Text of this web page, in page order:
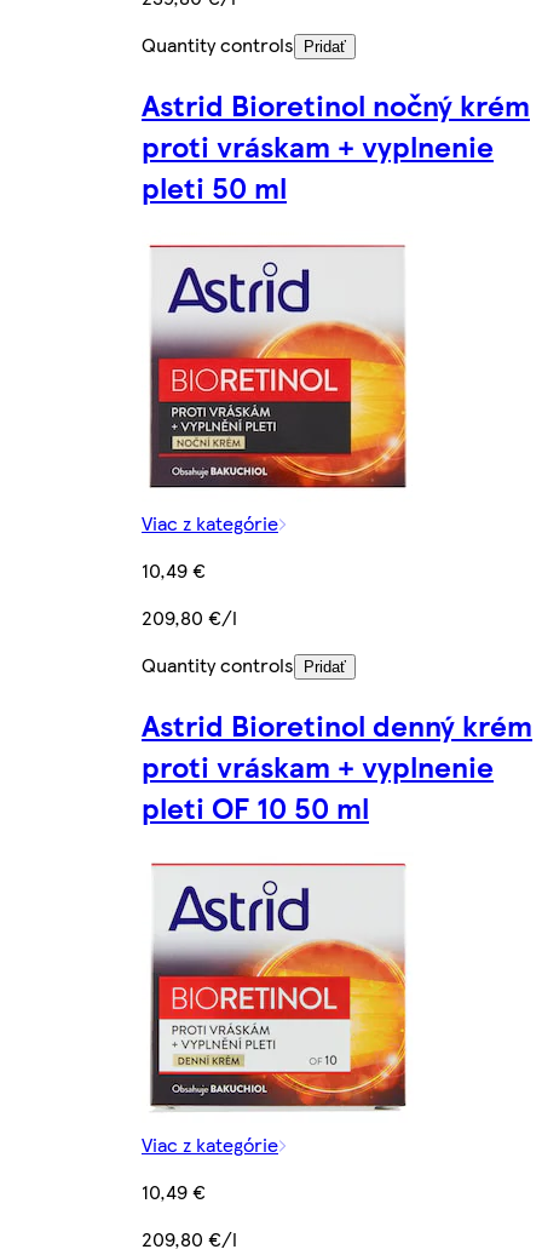
Quantity controls
Pridať
Astrid Bioretinol nočný krém
proti vráskam + vyplnenie
pleti 50 ml
Viac z kategórie
10,49 €
209,80 €/l
Quantity controls
Pridať
Astrid Bioretinol denný krém
proti vráskam + vyplnenie
pleti OF 10 50 ml
Viac z kategórie
10,49 €
209,80 €/l